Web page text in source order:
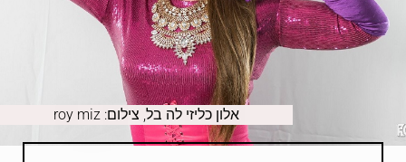
אלון כליזי לה בל, צילום: roy miz